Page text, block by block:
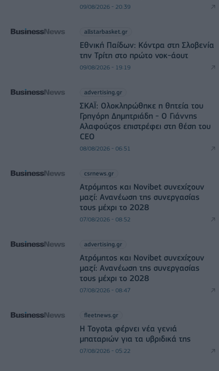
09/08/2026 - 20:39
allstarbasket.gr
Εθνική Παίδων: Κόντρα στη Σλοβενία
την Τρίτη στο πρώτο νοκ-άουτ
09/08/2026 - 19:19
advertising.gr
ΣΚΑΪ: Ολοκληρώθηκε η θητεία του
Γρηγόρη Δημητριάδη - Ο Γιάννης
Αλαφούζος επιστρέφει στη θέση του
CEO
08/08/2026 - 06:51
csrnews.gr
Ατρόμητος και Novibet συνεχίζουν
μαζί: Ανανέωση της συνεργασίας
τους μέχρι το 2028
07/08/2026 - 08:52
advertising.gr
Ατρόμητος και Novibet συνεχίζουν
μαζί: Ανανέωση της συνεργασίας
τους μέχρι το 2028
07/08/2026 - 08:47
fleetnews.gr
Η Toyota φέρνει νέα γενιά
μπαταριών για τα υβριδικά της
07/08/2026 - 05:22